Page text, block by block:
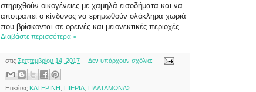
στηριχθούν οικογένειες με χαμηλά εισοδήματα και να
αποτραπεί ο κίνδυνος να ερημωθούν ολόκληρα χωριά
που βρίσκονται σε ορεινές και μειονεκτικές περιοχές.
Διαβάστε περισσότερα »
στις Σεπτεμβρίου 14, 2017 Δεν υπάρχουν σχόλια:
Ετικέτες ΚΑΤΕΡΙΝΗ ΠΙΕΡΙΑ ΠΛΑΤΑΜΩΝΑΣ